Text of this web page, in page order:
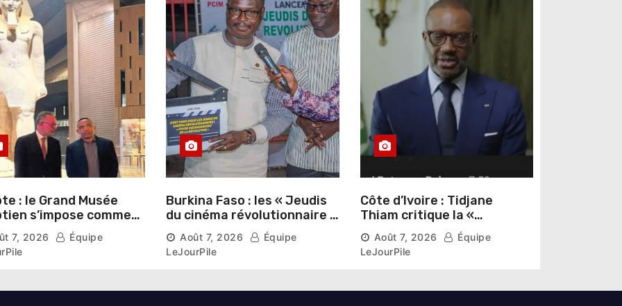
: le Grand Musée
s’impose comme
du patrimoine
auprès des
étrangers
7, 2026
Équipe
Burkina Faso : les « Jeudis
du cinéma révolutionnaire »
lancés au Mémorial Thomas
Sankara
Août 7, 2026
Équipe
LeJourPile
Côte d’Ivoire : Tidjane
Thiam critique la «
judiciarisation » de la
politique et appelle à
poursuivre l’apaisement
Août 7, 2026
Équipe
LeJourPile